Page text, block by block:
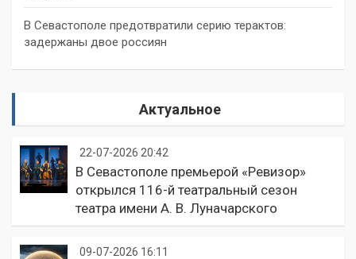
В Севастополе предотвратили серию терактов:
задержаны двое россиян
Актуальное
22-07-2026 20:42
В Севастополе премьерой «Ревизор»
открылся 116-й театральный сезон
театра имени А. В. Луначарского
09-07-2026 16:11